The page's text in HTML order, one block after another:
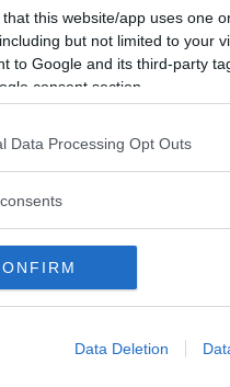
that this website/app uses one
but not limited to your
to Google and its third-party
consent section.
Data Processing Opt Outs
Data Deletion
troppo forti. Esse
o di ebrezze che
prima del
con i dolci e le
modo si potrà fare
alla nuova vita da
nessuno dei
propria parte di